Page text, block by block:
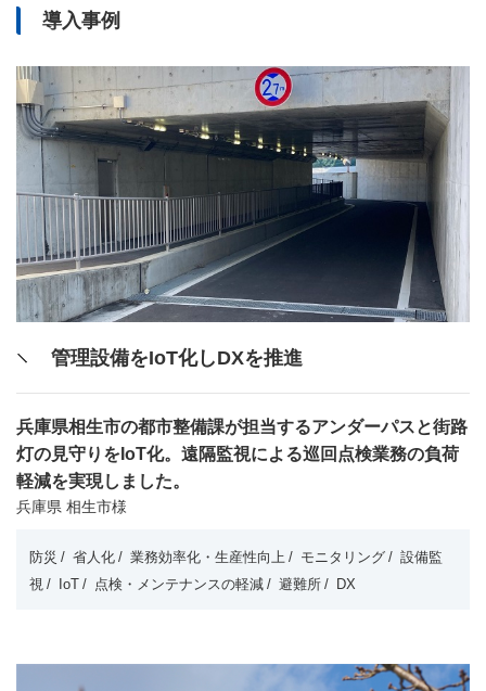
導入事例
管理設備をIoT化しDXを推進
兵庫県相生市の都市整備課が担当するアンダーパスと街路
灯の見守りをIoT化。遠隔監視による巡回点検業務の負荷
軽減を実現しました。
兵庫県 相生市様
防災 省人化 業務効率化・生産性向上 モニタリング
設備監
視
IoT 点検・メンテナンスの軽減 避難所 DX